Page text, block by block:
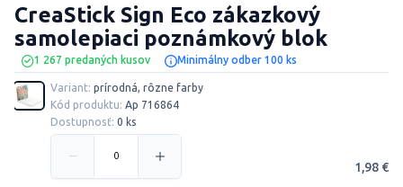
1 267 predaných kusov Minimálny odber 100 ks
CreaStick Sign Eco zákazkový
samolepiaci poznámkový blok
Variant: prírodná, rôzne farby
Kód produktu: Ap 716864
Dostupnosť: 0 ks
1,98 €